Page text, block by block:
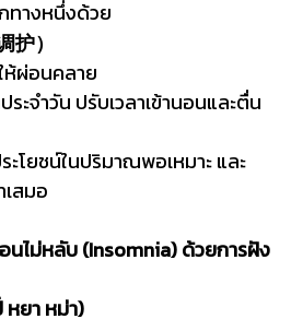
ทางหนึ่งด้วย
）
ห้ผ่อนคลาย
ะจำวัน ปรับเวลาเข้านอนและตื่น
โยชน์ในปริมาณพอเหมาะ และ
สมอ
นไม่หลับ (Insomnia) ด้วยการฝัง
หยา หม่า)